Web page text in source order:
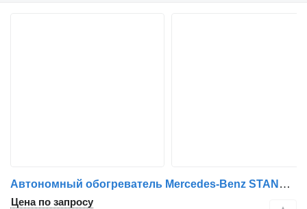
Автономный обогреватель Mercedes-Benz STANDKACHEL A 005 830 86 61 для грузовика
Цена по запросу